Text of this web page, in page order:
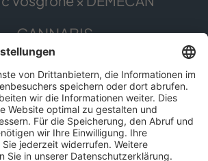
CANNABIS
Die Pflanze
erleben
Cannabis Anbau